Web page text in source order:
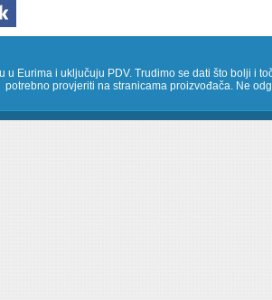
u Eurima i uključuju PDV. Trudimo se dati što bolji i
potrebno provjeriti na stranicama proizvođača. Ne